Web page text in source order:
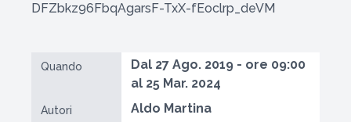
DFZbkz96FbqAgarsF-TxX-fEoclrp_deVM
Quando
Dal 27 Ago. 2019 - ore 09:00
al 25 Mar. 2024
Autori Aldo Martina